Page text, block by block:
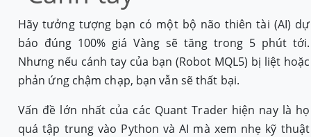
Hãy tưởng tượng bạn có một bộ não thiên tài (AI) dự
báo đúng 100% giá Vàng sẽ tăng trong 5 phút tới.
Nhưng nếu cánh tay của bạn (Robot MQL5) bị liệt hoặc
phản ứng chậm chạp, bạn vẫn sẽ thất bại.
Vấn đề lớn nhất của các Quant Trader hiện nay là họ
quá tập trung vào Python và AI mà xem nhẹ kỹ thuật